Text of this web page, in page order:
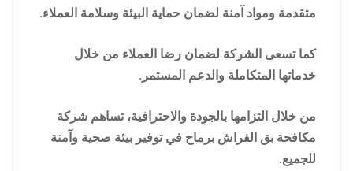
متقدمة ومواد آمنة لضمان حماية البيئة وسلامة العملاء.
كما تسعى الشركة لضمان رضا العملاء من خلال
خدماتها المتكاملة والدعم المستمر.
من خلال التزامها بالجودة والاحترافية، تساهم شركة
مكافحة بق الفراش برماح في توفير بيئة صحية وآمنة
للجميع.